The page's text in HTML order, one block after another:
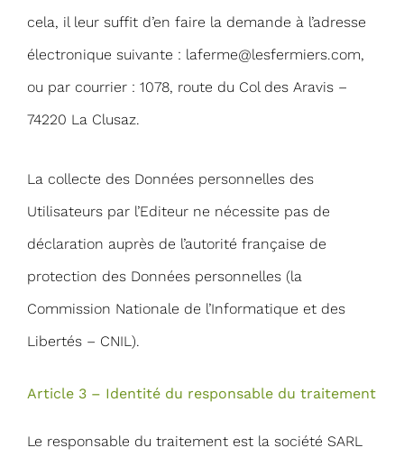
cela, il leur suffit d’en faire la demande à l’adresse
électronique suivante : laferme@lesfermiers.com,
ou par courrier : 1078, route du Col des Aravis –
74220 La Clusaz.
La collecte des Données personnelles des
Utilisateurs par l’Editeur ne nécessite pas de
déclaration auprès de l’autorité française de
protection des Données personnelles (la
Commission Nationale de l’Informatique et des
Libertés – CNIL).
Article 3 – Identité du responsable du traitement
Le responsable du traitement est la société SARL